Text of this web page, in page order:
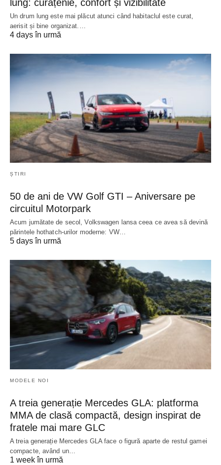
lung: curățenie, confort și vizibilitate
Un drum lung este mai plăcut atunci când habitaclul este curat,
aerisit și bine organizat.…
4 days în urmă
ȘTIRI
50 de ani de VW Golf GTI – Aniversare pe
circuitul Motorpark
Acum jumătate de secol, Volkswagen lansa ceea ce avea să devină
părintele hothatch-urilor moderne: VW…
5 days în urmă
MODELE NOI
A treia generație Mercedes GLA: platforma
MMA de clasă compactă, design inspirat de
fratele mai mare GLC
A treia generație Mercedes GLA face o figură aparte de restul gamei
compacte, având un…
1 week în urmă